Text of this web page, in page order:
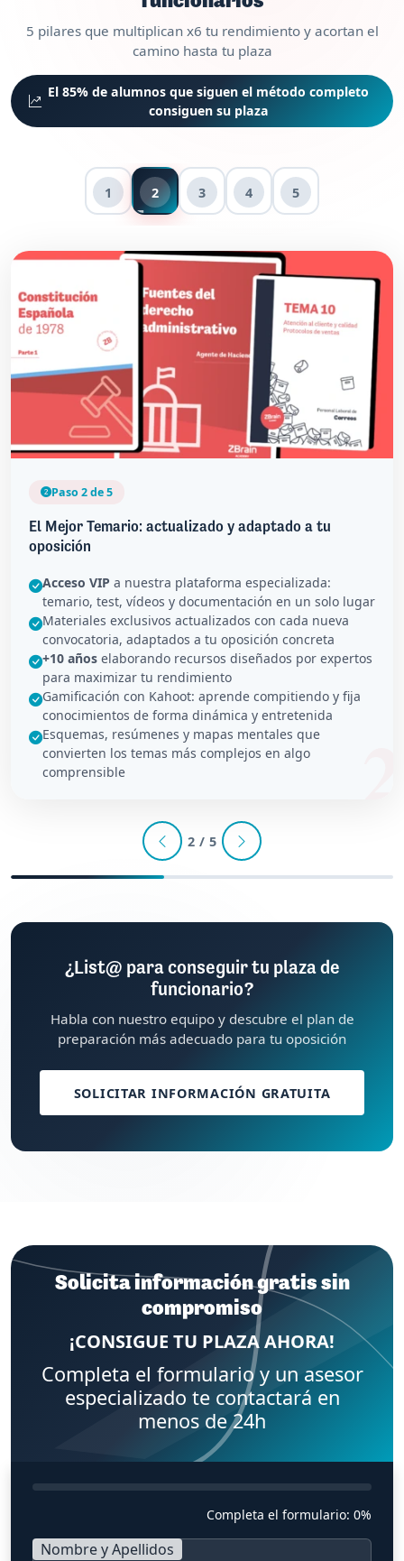
5 pilares que multiplican x6 tu rendimiento y acortan el
camino hasta tu plaza
El 85% de alumnos que siguen el método completo
consiguen su plaza
1 2 3 4 5
Paso 2 de 5
El Mejor Temario: actualizado y adaptado a tu
oposición
Acceso VIP a nuestra plataforma especializada:
temario, test, vídeos y documentación en un solo lugar
Materiales exclusivos actualizados con cada nueva
convocatoria, adaptados a tu oposición concreta
+10 años elaborando recursos diseñados por expertos
para maximizar tu rendimiento
Gamificación con Kahoot: aprende compitiendo y fija
conocimientos de forma dinámica y entretenida
Esquemas, resúmenes y mapas mentales que
convierten los temas más complejos en algo
comprensible
2 / 5
¿List@ para conseguir tu plaza de
funcionario?
Habla con nuestro equipo y descubre el plan de
preparación más adecuado para tu oposición
SOLICITAR INFORMACIÓN GRATUITA
Solicita información gratis sin
compromiso
¡CONSIGUE TU PLAZA AHORA!
Completa el formulario y un asesor
especializado te contactará en
menos de 24h
Completa el formulario: 0%
Nombre y Apellidos